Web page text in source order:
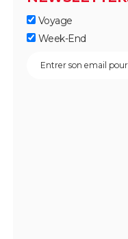
Voyage
Week-End